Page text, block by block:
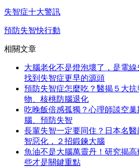
失智症十大警訊
預防失智快行動
相關文章
大腦老化不是燈泡壞了，是電
找到失智症更早的源頭
預防失智症怎麼吃？醫揭５大
物、核桃防腦退化
吃晚飯倍感孤獨？心理師談空
腦、預防失智
長輩失智一定要同住？日本名
智惡化，２招鍛鍊大腦
魚油不是大腦萬靈丹！研究揭
些才是關鍵重點